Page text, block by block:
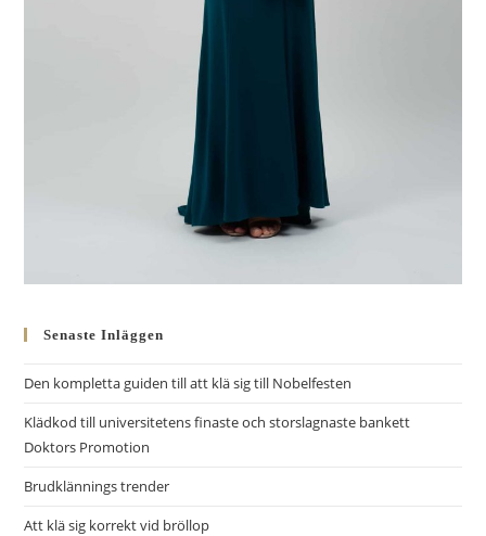
Senaste Inläggen
Den kompletta guiden till att klä sig till Nobelfesten
Klädkod till universitetens finaste och storslagnaste bankett
Doktors Promotion
Brudklännings trender
Att klä sig korrekt vid bröllop